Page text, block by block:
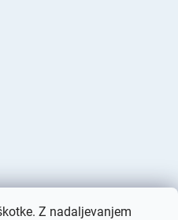
Z nadaljevanjem